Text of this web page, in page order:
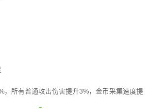
，所有普通攻击伤害提升3%，金币采集速度提